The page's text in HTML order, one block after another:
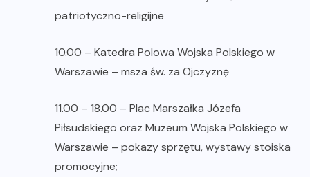
patriotyczno-religijne
10.00 – Katedra Polowa Wojska Polskiego w
Warszawie – msza św. za Ojczyznę
11.00 – 18.00 – Plac Marszałka Józefa
Piłsudskiego oraz Muzeum Wojska Polskiego w
Warszawie – pokazy sprzętu, wystawy stoiska
promocyjne;